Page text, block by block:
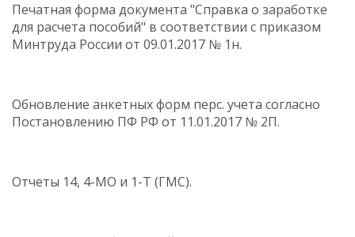
Печатная форма документа "Справка о заработке
для расчета пособий" в соответствии с приказом
Минтруда России от 09.01.2017 № 1н.
Обновление анкетных форм перс. учета согласно
Постановлению ПФ РФ от 11.01.2017 № 2П.
Отчеты 14, 4-МО и 1-Т (ГМС).